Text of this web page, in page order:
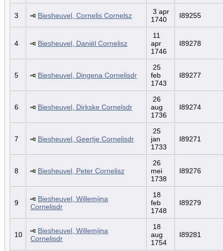
3 Biesheuvel, Cornelis Cornelsz
3 apr
1740
I89255
4 Biesheuvel, Daniël Cornelisz
11
apr
1746
I89278
5 Biesheuvel, Dingena Cornelisdr
25
feb
1743
I89277
6 Biesheuvel, Dirkske Cornelsdr
26
aug
1736
I89274
7 Biesheuvel, Geertje Cornelisdr
25
jan
1733
I89271
8 Biesheuvel, Peter Cornelisz
26
mei
1738
I89276
9
Biesheuvel, Willemijna
Cornelisdr
18
feb
1748
I89279
10
Biesheuvel, Willemijna
Cornelisdr
18
aug
1754
I89281